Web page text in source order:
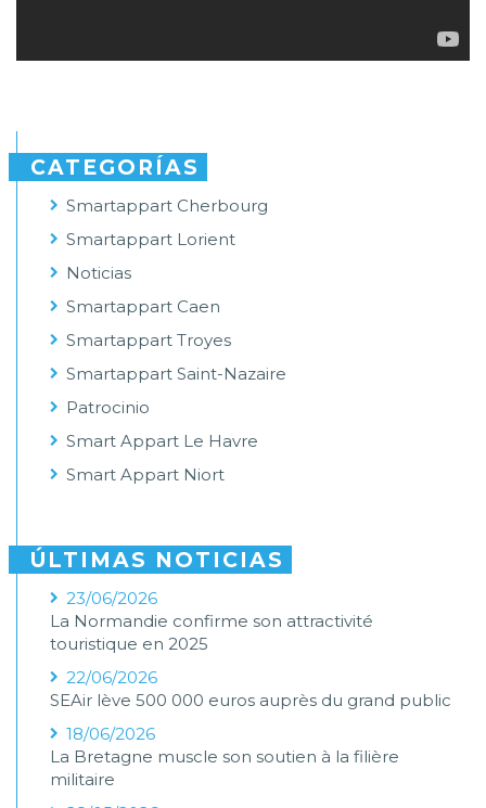
CATEGORÍAS
Smartappart Cherbourg
Smartappart Lorient
Noticias
Smartappart Caen
Smartappart Troyes
Smartappart Saint-Nazaire
Patrocinio
Smart Appart Le Havre
Smart Appart Niort
ÚLTIMAS NOTICIAS
23/06/2026
La Normandie confirme son attractivité
touristique en 2025
22/06/2026
SEAir lève 500 000 euros auprès du grand public
18/06/2026
La Bretagne muscle son soutien à la filière
militaire